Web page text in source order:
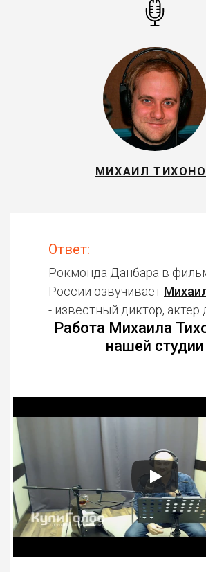
МИХАИЛ
Ответ:
Рокмонда Данбара в
России озвучивает
- известный диктор, актер
Работа Михаила
нашей студии